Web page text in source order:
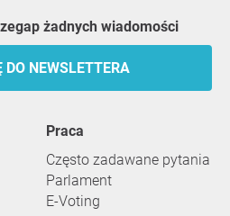
żadnych wiadomości
NEWSLETTERA
praca
Często zadawane pytania
Parlament
E-Voting